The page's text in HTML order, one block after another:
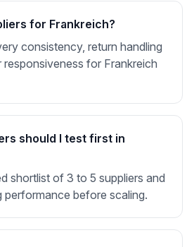
for Frankreich?
consistency, return handling
responsiveness for Frankreich
should I test first in
shortlist of 3 to 5 suppliers and
performance before scaling.